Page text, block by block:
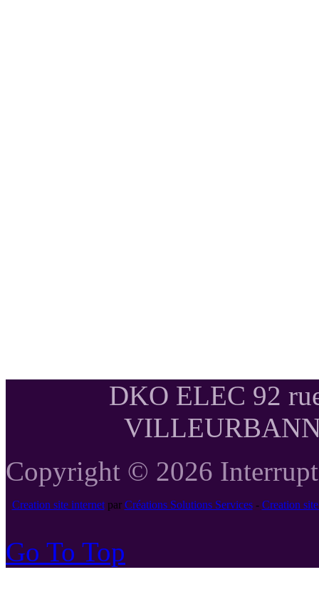
DKO ELEC 92
Copyright © 2026
Creation site internetpar Créations Solutions Services- Creation
Go To Top